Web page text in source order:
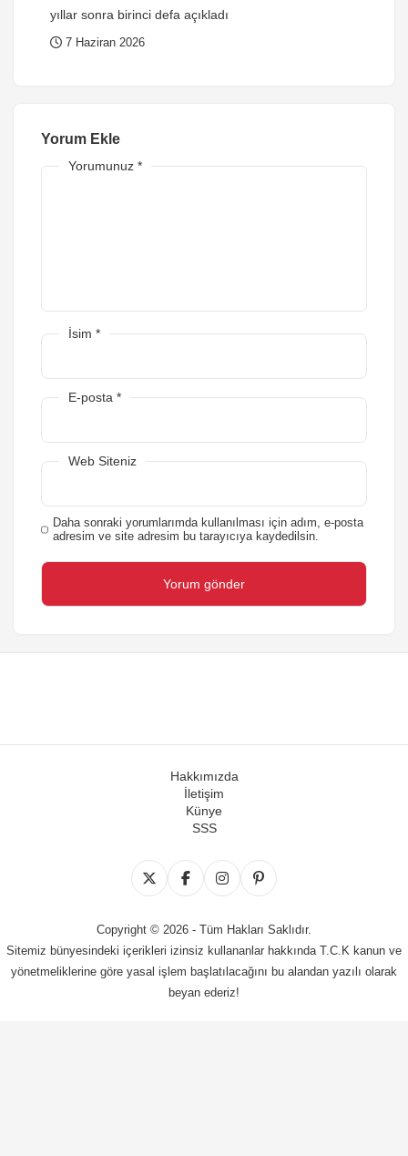
yıllar sonra birinci defa açıkladı
7 Haziran 2026
Yorum Ekle
Yorumunuz *
İsim *
E-posta *
Web Siteniz
Daha sonraki yorumlarımda kullanılması için adım, e-posta
adresim ve site adresim bu tarayıcıya kaydedilsin.
Hakkımızda
İletişim
Künye
SSS
Copyright © 2026 - Tüm Hakları Saklıdır.
Sitemiz bünyesindeki içerikleri izinsiz kullananlar hakkında T.C.K kanun ve
yönetmeliklerine göre yasal işlem başlatılacağını bu alandan yazılı olarak
beyan ederiz!